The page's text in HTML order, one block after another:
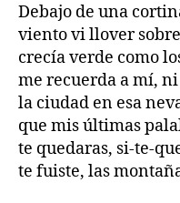
Debajo de una
viento vi llover
crecía verde como
me recuerda a mí,
la ciudad en esa
que mis últimas
te quedaras, si-te-
te fuiste, las